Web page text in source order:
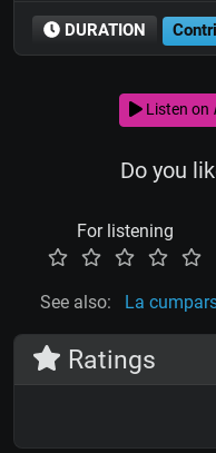
DURATION
Listen on
Do you
For listening
See also: La
Ratings